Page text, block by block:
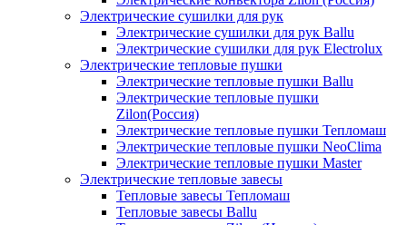
Электрические сушилки для рук
Электрические сушилки для рук Ballu
Электрические сушилки для рук Electrolux
Электрические тепловые пушки
Электрические тепловые пушки Ballu
Электрические тепловые пушки
Zilon(Россия)
Электрические тепловые пушки Тепломаш
Электрические тепловые пушки NeoClima
Электрические тепловые пушки Master
Электрические тепловые завесы
Тепловые завесы Тепломаш
Тепловые завесы Ballu